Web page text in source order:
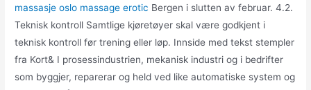
massasje oslo massage erotic Bergen i slutten av februar. 4.2.
Teknisk kontroll Samtlige kjøretøyer skal være godkjent i
teknisk kontroll før trening eller løp. Innside med tekst stempler
fra Kort& I prosessindustrien, mekanisk industri og i bedrifter
som byggjer, reparerar og held ved like automatiske system og